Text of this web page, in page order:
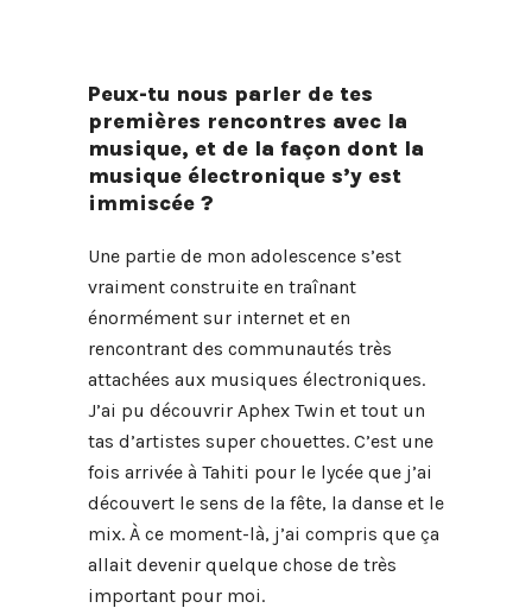
Peux-tu nous parler de tes
premières rencontres avec la
musique, et de la façon dont la
musique électronique s’y est
immiscée ?
Une partie de mon adolescence s’est
vraiment construite en traînant
énormément sur internet et en
rencontrant des communautés très
attachées aux musiques électroniques.
J’ai pu découvrir Aphex Twin et tout un
tas d’artistes super chouettes. C’est une
fois arrivée à Tahiti pour le lycée que j’ai
découvert le sens de la fête, la danse et le
mix. À ce moment-là, j’ai compris que ça
allait devenir quelque chose de très
important pour moi.